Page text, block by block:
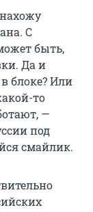
С
быть,
Да и
блоке? Или
то
—
под
смайлик.